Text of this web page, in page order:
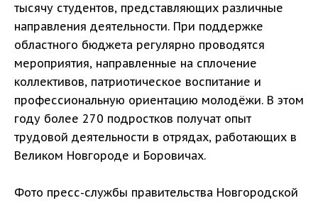
тысячу студентов, представляющих различные
направления деятельности. При поддержке
областного бюджета регулярно проводятся
мероприятия, направленные на сплочение
коллективов, патриотическое воспитание и
профессиональную ориентацию молодёжи. В этом
году более 270 подростков получат опыт
трудовой деятельности в отрядах, работающих в
Великом Новгороде и Боровичах.
Фото пресс-службы правительства Новгородской